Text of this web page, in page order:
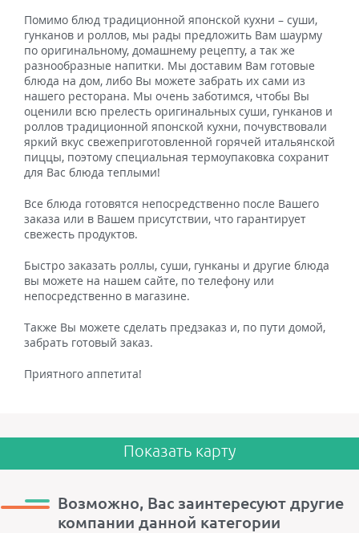
Помимо блюд традиционной японской кухни – суши,
гунканов и роллов, мы рады предложить Вам шаурму
по оригинальному, домашнему рецепту, а так же
разнообразные напитки. Мы доставим Вам готовые
блюда на дом, либо Вы можете забрать их сами из
нашего ресторана. Мы очень заботимся, чтобы Вы
оценили всю прелесть оригинальных суши, гунканов и
роллов традиционной японской кухни, почувствовали
яркий вкус свежеприготовленной горячей итальянской
пиццы, поэтому специальная термоупаковка сохранит
для Вас блюда теплыми!
Все блюда готовятся непосредственно после Вашего
заказа или в Вашем присутствии, что гарантирует
свежесть продуктов.
Быстро заказать роллы, суши, гунканы и другие блюда
вы можете на нашем сайте, по телефону или
непосредственно в магазине.
Также Вы можете сделать предзаказ и, по пути домой,
забрать готовый заказ.
Приятного аппетита!
Показать карту
Возможно, Вас заинтересуют другие
компании данной категории